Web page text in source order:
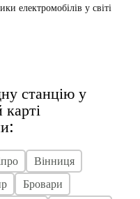
електромобілів у світі
станцію у
Вінниця
Бровари